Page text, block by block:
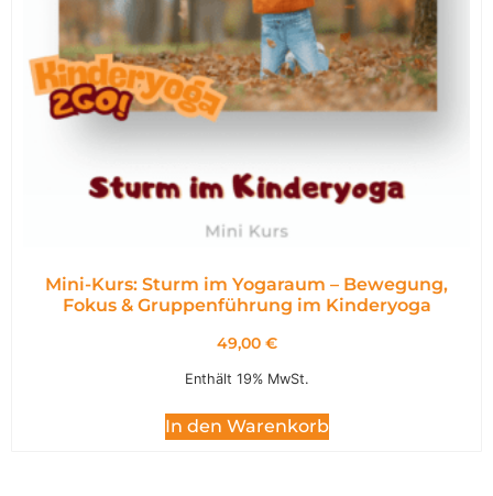
Mini-Kurs: Sturm im Yogaraum – Bewegung,
Fokus & Gruppenführung im Kinderyoga
49,00 €
Enthält 19% MwSt.
In den Warenkorb